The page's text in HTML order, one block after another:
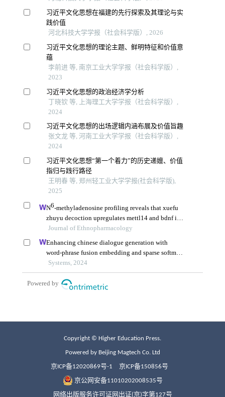
Copyright © Higher Education Press.
Powered by Beijing Magtech Co. Ltd
京ICP备12020869号-1 京ICP备150856号
京公网安备11010202008535号
网络出版服务许可证网出证(京)字第127号